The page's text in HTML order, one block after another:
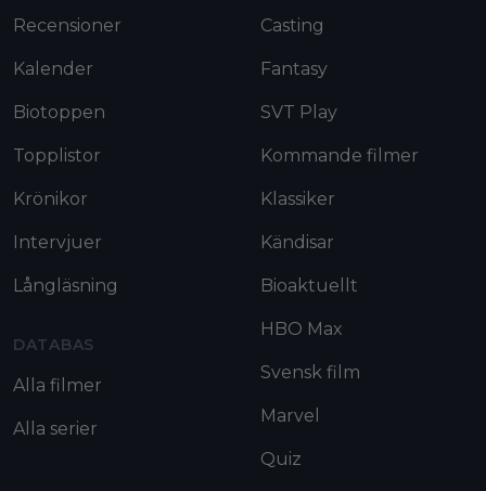
Recensioner
Kalender
Biotoppen
Topplistor
Krönikor
Intervjuer
Långläsning
DATABAS
Alla filmer
Alla serier
Casting
Fantasy
SVT Play
Kommande filmer
Klassiker
Kändisar
Bioaktuellt
HBO Max
Svensk film
Marvel
Quiz